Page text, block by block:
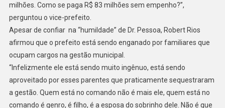
milhões. Como se paga R$ 83 milhões sem empenho?”,
perguntou o vice-prefeito.
Apesar de confiar na “humildade” de Dr. Pessoa, Robert Rios
afirmou que o prefeito está sendo enganado por familiares que
ocupam cargos na gestão municipal.
“Infelizmente ele está sendo muito ingênuo, está sendo
aproveitado por esses parentes que praticamente sequestraram
a gestão. Quem está no comando não é mais ele, quem está no
comando é genro, é filho, é a esposa do sobrinho dele. Não é que